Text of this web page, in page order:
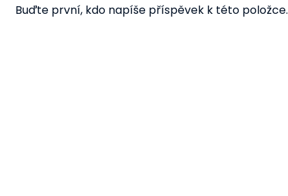
Buďte první, kdo napíše příspěvek k této položce.